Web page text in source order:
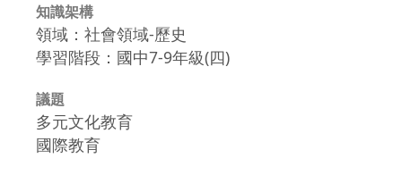
知識架構
領域：社會領域-歷史
學習階段：國中7-9年級(四)
議題
多元文化教育
國際教育